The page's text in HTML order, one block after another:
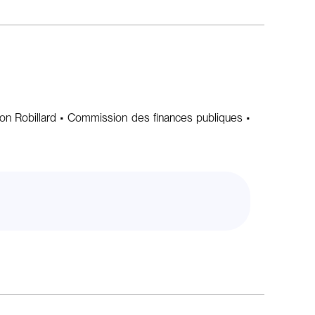
Robillard • Commission des finances publiques •